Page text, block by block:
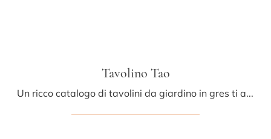
Tavolino Tao
Un ricco catalogo di tavolini da giardino in gres ti aspetta nel nostro showroom: clicca e scopri il modello Tavolino Tao di Ditre Italia.